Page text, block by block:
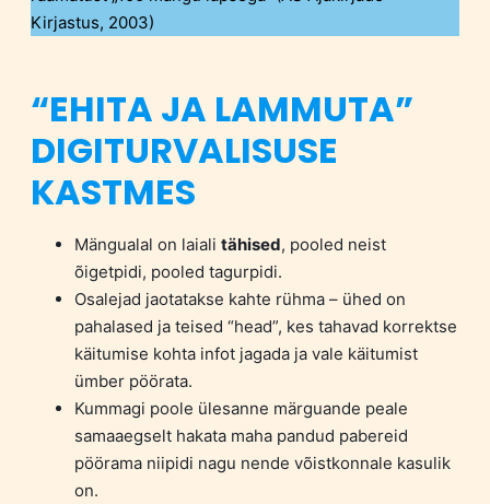
Kirjastus, 2003)
“EHITA JA LAMMUTA”
DIGITURVALISUSE
KASTMES
Mängualal on laiali tähised, pooled neist
õigetpidi, pooled tagurpidi.
Osalejad jaotatakse kahte rühma – ühed on
pahalased ja teised “head”, kes tahavad korrektse
käitumise kohta infot jagada ja vale käitumist
ümber pöörata.
Kummagi poole ülesanne märguande peale
samaaegselt hakata maha pandud pabereid
pöörama niipidi nagu nende võistkonnale kasulik
on.